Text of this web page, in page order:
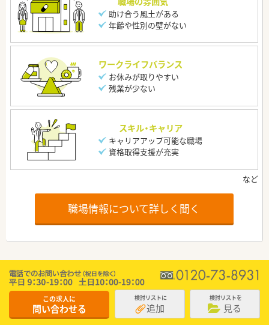
助け合う風土がある
年齢や性別の壁がない
ワークライフバランス
お休みが取りやすい
残業が少ない
スキル・キャリア
キャリアアップ可能な職場
資格取得支援が充実
職場情報について詳しく聞く
この求人に
問い合わせる
検討リストに
追加
検討リストを
見る